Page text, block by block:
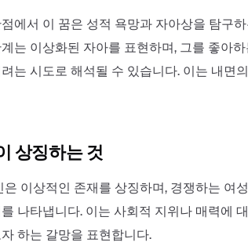
에서 이 꿈은 성적 욕망과 자아상을 탐구
는 이상화된 자아를 표현하며, 그를 좋아
는 시도로 해석될 수 있습니다. 이는 내면
상징하는 것
은 이상적인 존재를 상징하며, 경쟁하는 여
나타냅니다. 이는 사회적 지위나 매력에
하는 갈망을 표현합니다.